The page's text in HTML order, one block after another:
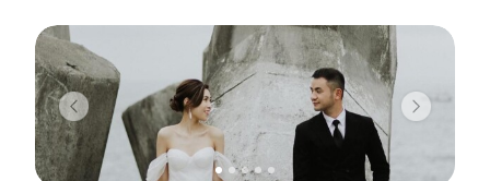
Previous Next